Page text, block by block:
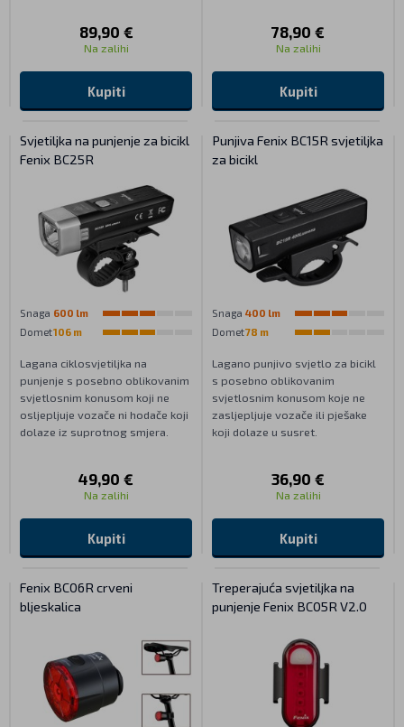
89,90 €
Na zalihi
Kupiti
78,90 €
Na zalihi
Kupiti
Svjetiljka na punjenje za bicikl
Fenix BC25R
Snaga 600 lm
Domet106 m
Lagana ciklosvjetiljka na
punjenje s posebno oblikovanim
svjetlosnim konusom koji ne
osljepljuje vozače ni hodače koji
dolaze iz suprotnog smjera.
49,90 €
Na zalihi
Kupiti
Punjiva Fenix BC15R svjetiljka
za bicikl
Snaga 400 lm
Domet78 m
Lagano punjivo svjetlo za bicikl
s posebno oblikovanim
svjetlosnim konusom koje ne
zasljepljuje vozače ili pješake
koji dolaze u susret.
36,90 €
Na zalihi
Kupiti
Fenix BC06R crveni
bljeskalica
Treperajuća svjetiljka na
punjenje Fenix BC05R V2.0